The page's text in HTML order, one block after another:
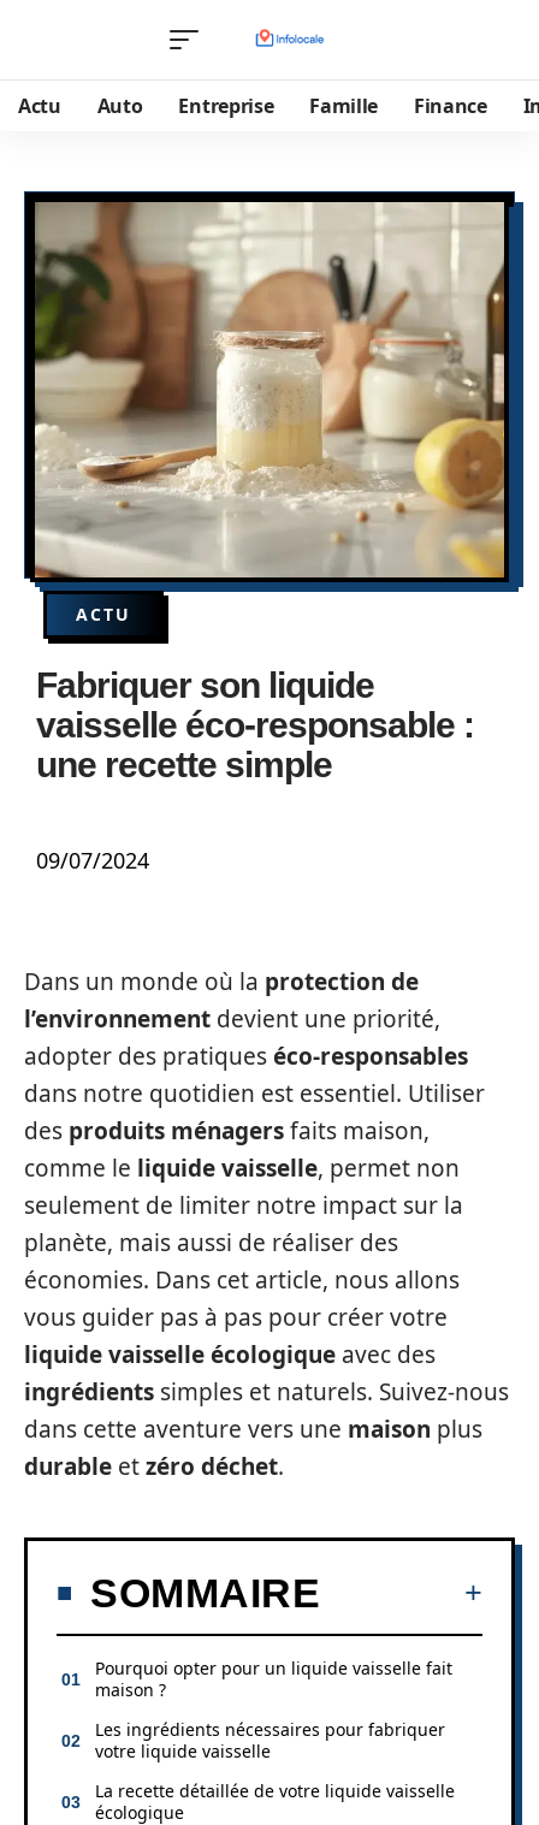
Actu Auto Entreprise Famille Finance
ACTU
Fabriquer son liquide
vaisselle éco-responsable :
une recette simple
09/07/2024
Dans un monde où la protection de
l’environnement devient une priorité,
adopter des pratiqueséco-responsables
dans notre quotidien est essentiel. Utiliser
des produits ménagersfaits maison,
comme le liquide vaisselle, permet non
seulement de limiter notre impact sur la
planète, mais aussi de réaliser des
économies. Dans cet article, nous allons
vous guider pas à pas pour créer votre
liquide vaisselle écologique avec des
ingrédients simples et naturels. Suivez-nous
dans cette aventure vers une maison plus
durable etzéro déchet.
SOMMAIRE
Pourquoi opter pour un liquide vaisselle fait
maison ?
Les ingrédients nécessaires pour fabriquer
votre liquide vaisselle
La recette détaillée de votre liquide vaisselle
écologique